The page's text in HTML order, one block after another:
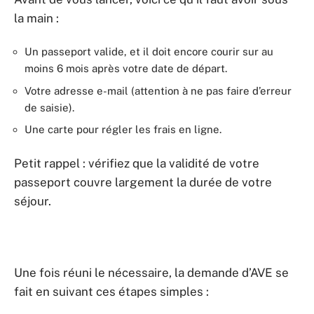
la main :
Un passeport valide, et il doit encore courir sur au
moins 6 mois après votre date de départ.
Votre adresse e-mail (attention à ne pas faire d’erreur
de saisie).
Une carte pour régler les frais en ligne.
Petit rappel : vérifiez que la validité de votre
passeport couvre largement la durée de votre
séjour.
Une fois réuni le nécessaire, la demande d’AVE se
fait en suivant ces étapes simples :